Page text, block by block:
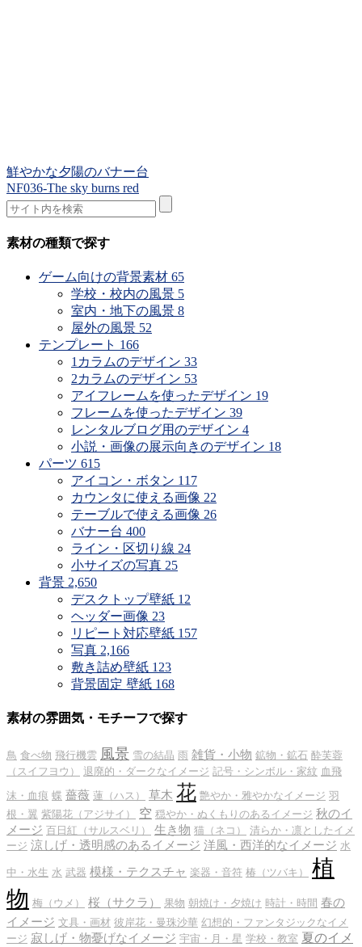
鮮やかな夕陽のバナー台
NF036-The sky burns red
素材の種類で探す
ゲーム向けの背景素材 65
学校・校内の風景 5
室内・地下の風景 8
屋外の風景 52
テンプレート 166
1カラムのデザイン 33
2カラムのデザイン 53
アイフレームを使ったデザイン 19
フレームを使ったデザイン 39
レンタルブログ用のデザイン 4
小説・画像の展示向きのデザイン 18
パーツ 615
アイコン・ボタン 117
カウンタに使える画像 22
テーブルで使える画像 26
バナー台 400
ライン・区切り線 24
小サイズの写真 25
背景 2,650
デスクトップ壁紙 12
ヘッダー画像 23
リピート対応壁紙 157
写真 2,166
敷き詰め壁紙 123
背景固定 壁紙 168
素材の雰囲気・モチーフで探す
鳥 食べ物 飛行機雲 風景 雪の結晶 雨 雑貨・小物 鉱物・鉱石 酔芙蓉
（スイフヨウ）
退廃的・ダークなイメージ 記号・シンボル・家紋 血飛
沫・血痕 蝶 薔薇 蓮（ハス） 草木 花 艶やか・雅やかなイメージ 羽
根・翼 紫陽花（アジサイ） 空 穏やか・ぬくもりのあるイメージ 秋のイ
メージ 百日紅（サルスベリ） 生き物 猫（ネコ）
清らか・凛としたイメ
ージ 涼しげ・透明感のあるイメージ 洋風・西洋的なイメージ 水
中・水生 水 武器 模様・テクスチャ 楽器・音符 椿（ツバキ）
植
物 梅（ウメ） 桜（サクラ） 果物 朝焼け・夕焼け 時計・時間 春の
イメージ 文具・画材 彼岸花・曼珠沙華 幻想的・ファンタジックなイメ
ージ 寂しげ・物憂げなイメージ 宇宙・月・星 学校・教室 夏のイメ